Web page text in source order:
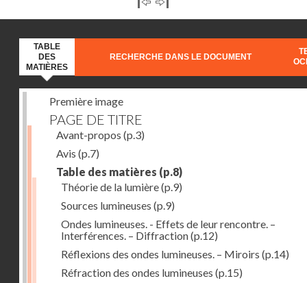
TABLE
DES
MATIÈRES
RECHERCHE DANS LE DOCUMENT
Première image
PAGE DE TITRE
Avant-propos (p.3)
Avis (p.7)
Table des matières (p.8)
Théorie de la lumière(p.9)
Sources lumineuses (p.9)
Ondes lumineuses. - Effets de leur rencontre. –
Interférences. – Diffraction(p.12)
Réflexions des ondes lumineuses. – Miroirs (p.14)
Réfraction des ondes lumineuses (p.15)